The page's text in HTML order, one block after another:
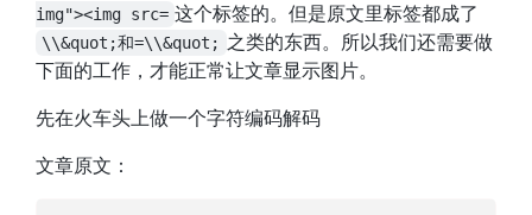
img"><img src= 这个标签的。但是原文里标签都成了
\\&quot;和=\\&quot; 之类的东西。所以我们还需要做
下面的工作，才能正常让文章显示图片。
先在火车头上做一个字符编码解码
文章原文：